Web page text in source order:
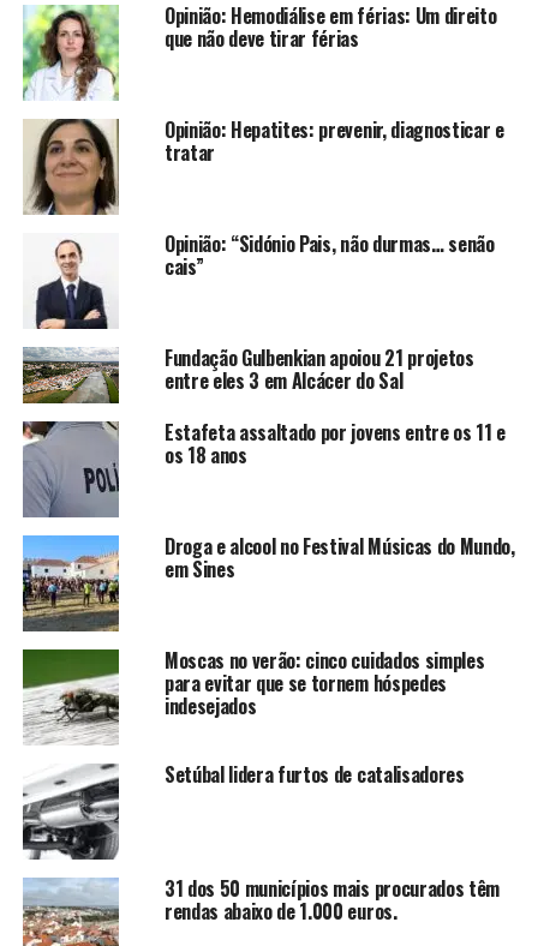
Opinião: Hemodiálise em férias: Um direito
que não deve tirar férias
Opinião: Hepatites: prevenir, diagnosticar e
tratar
Opinião: “Sidónio Pais, não durmas… senão
cais”
Fundação Gulbenkian apoiou 21 projetos
entre eles 3 em Alcácer do Sal
Estafeta assaltado por jovens entre os 11 e
os 18 anos
Droga e alcool no Festival Músicas do Mundo,
em Sines
Moscas no verão: cinco cuidados simples
para evitar que se tornem hóspedes
indesejados
Setúbal lidera furtos de catalisadores
31 dos 50 municípios mais procurados têm
rendas abaixo de 1.000 euros.